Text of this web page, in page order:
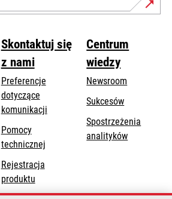
Skontaktuj się
z nami
Preferencje
dotyczące
komunikacji
Pomocy
technicznejopens
a
Rejestracja
produktu
Centrum
wiedzy
Newsroom
Sukcesów
Spostrzeżenia
analityków